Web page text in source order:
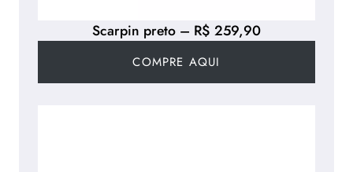
Scarpin preto – R$ 259,90
COMPRE AQUI